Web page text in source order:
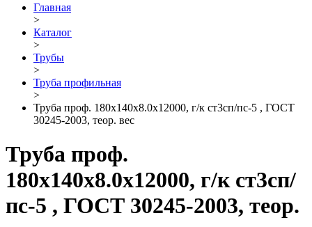
Главная
>
Каталог
>
Трубы
>
Труба профильная
>
Труба проф. 180х140х8.0х12000, г/к ст3сп/пс-5 , ГОСТ
30245-2003, теор. вес
Труба проф.
180х140х8.0х12000, г/к ст3сп/
пс-5 , ГОСТ 30245-2003, теор.